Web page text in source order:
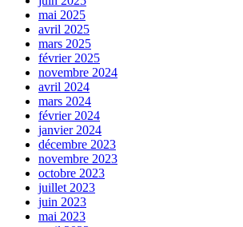
mai 2025
avril 2025
mars 2025
février 2025
novembre 2024
avril 2024
mars 2024
février 2024
janvier 2024
décembre 2023
novembre 2023
octobre 2023
juillet 2023
juin 2023
mai 2023